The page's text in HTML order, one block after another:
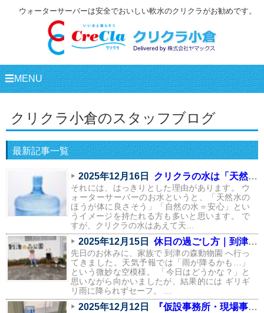
ウォーターサーバーは安全でおいしい軟水のクリクラがお勧めです。
☰MENU
クリクラ小倉のスタッフブログ
最新記事一覧
2025年12月16日 クリクラの水は「天然水」ではありません。
それには、はっきりとした理由があります。 ウ
ォーターサーバーのお水というと、「天然水の
ほうが体に良さそう」「自然の水＝安心」とい
うイメージを持たれる方も多いと思います。 で
すが、クリクラの水はあえて天…
2025年12月15日 休日の過ごし方｜到津の森動物園へ行ってきました
先日のお休みに、家族で 到津の森動物園 へ行っ
てきました。天気予報では「雨が降るかも…」
という微妙な空模様。 「今日はどうかな？」と
思いながら向かいましたが、結果的には ギリギ
リ雨に降られずセーフ。 …
2025年12月12日 『仮設事務所・現場事務所にはクリクラが最強な理由』